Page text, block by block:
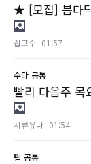
★ [모집] 븜다
싑고수 01:57
수다 공통
빨리 다음주 목
시류유나 01:54
팁 공통